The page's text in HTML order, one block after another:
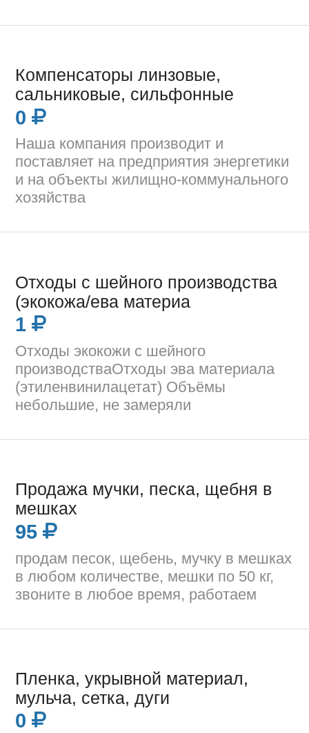
Компенсаторы линзовые,
сальниковые, сильфонные
0
Наша компания производит и
поставляет на предприятия энергетики
и на объекты жилищно-коммунального
хозяйства
Отходы с шейного производства
(экокожа/ева материа
1
Отходы экокожи с шейного
производстваОтходы эва материала
(этиленвинилацетат) Объёмы
небольшие, не замеряли
Продажа мучки, песка, щебня в
мешках
95
продам песок, щебень, мучку в мешках
в любом количестве, мешки по 50 кг,
звоните в любое время, работаем
Пленка, укрывной материал,
мульча, сетка, дуги
0